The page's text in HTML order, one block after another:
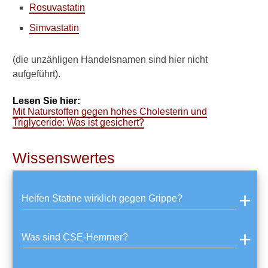
Rosuvastatin
Simvastatin
(die unzähligen Handelsnamen sind hier nicht
aufgeführt).
Lesen Sie hier:
Mit Naturstoffen gegen hohes Cholesterin und
Triglyceride: Was ist gesichert?
Wissenswertes
Helfen Statine wirklich gegen Grippe?
Was sind CSE-Hemmer?
a
ü
r
c
h
e
h
o
s
t
r
i